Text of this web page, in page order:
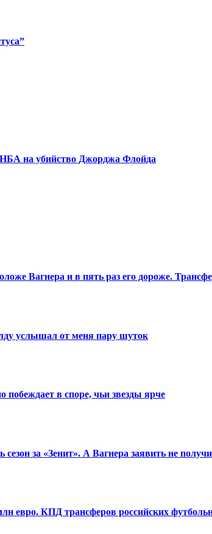
на убийство Джорджа Флойда
Вагнера и в пять раз его дороже.
услышал от меня пару шуток
в споре, чьи звезды ярче
за «Зенит». А Вагнера заявить не
евро. КПД трансферов российских